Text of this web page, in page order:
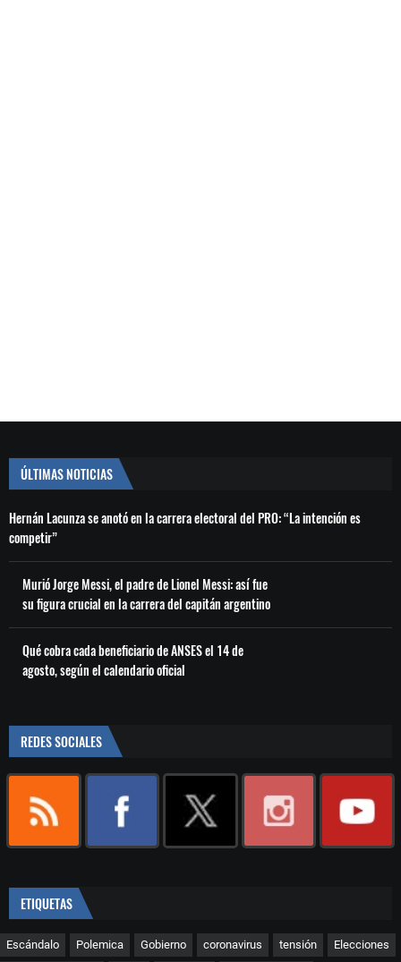
ÚLTIMAS NOTICIAS
Hernán Lacunza se anotó en la carrera electoral del PRO: “La intención es
competir”
Murió Jorge Messi, el padre de Lionel Messi: así fue
su figura crucial en la carrera del capitán argentino
Qué cobra cada beneficiario de ANSES el 14 de
agosto, según el calendario oficial
REDES SOCIALES
ETIQUETAS
Escándalo Polemica Gobierno coronavirus tensión Elecciones